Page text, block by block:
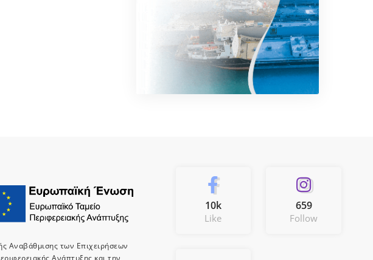
Αναβάθμισης των Επιχειρήσεων
10k
Like
659
Follow